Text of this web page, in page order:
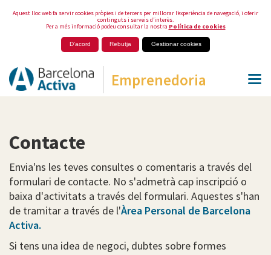
Aquest lloc web fa servir cookies pròpies i de tercers per millorar l’experiència de navegació, i oferir
continguts i serveis d’interès.
Per a més informació podeu consultar la nostra Política de cookies
D'acord Rebutja Gestionar cookies
Emprenedoria
Contacte
Envia'ns les teves consultes o comentaris a través del
formulari de contacte. No s'admetrà cap inscripció o
baixa d'activitats a través del formulari. Aquestes s'han
de tramitar a través de l'Àrea Personal de Barcelona
Activa.
Si tens una idea de negoci, dubtes sobre formes